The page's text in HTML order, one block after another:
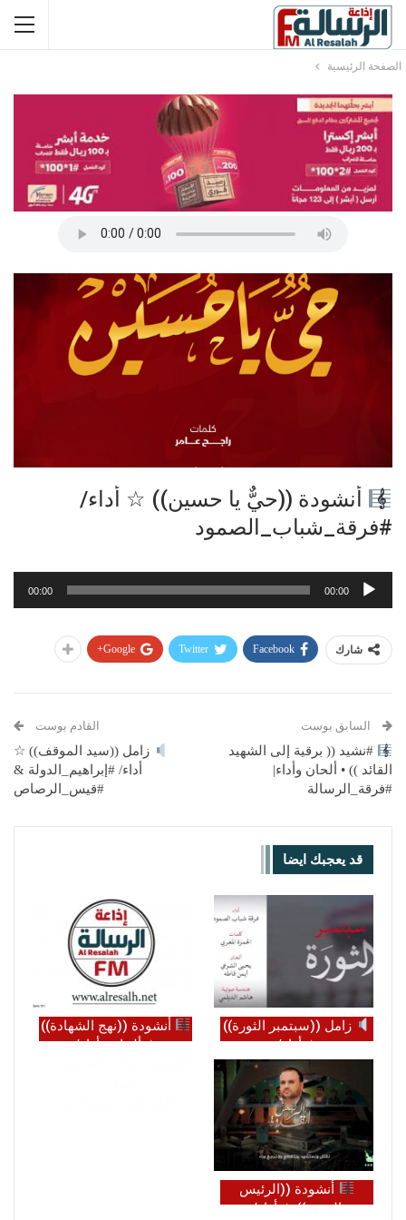
الصفحة الرئيسية
أنشودة ((حيٌّ يا حسين)) ☆ أداء/
#فرقة_شباب_الصمود
مشغل
00:00
00:00
شارك Facebook
Twitter
Google+
السابق بوست
#نشيد (( برقية إلى الشهيد
القائد )) • ألحان وأداء|
#فرقة_الرسالة
القادم بوست
زامل ((سيد الموقف)) ☆
أداء/ #إبراهيم_الدولة &
#قيس_الرصاص
قد يعجبك ايضا
زامل ((سبتمبر الثورة))
☆ أداء/
#فرقة_شباب_الصمود ☆
كلمات/ #الحمزة_المغربي
أنشودة ((نهج الشهادة))
☆ ألحان وأداء/
أنشودة ((الرئيس
القدوة)) ☆ أداء/